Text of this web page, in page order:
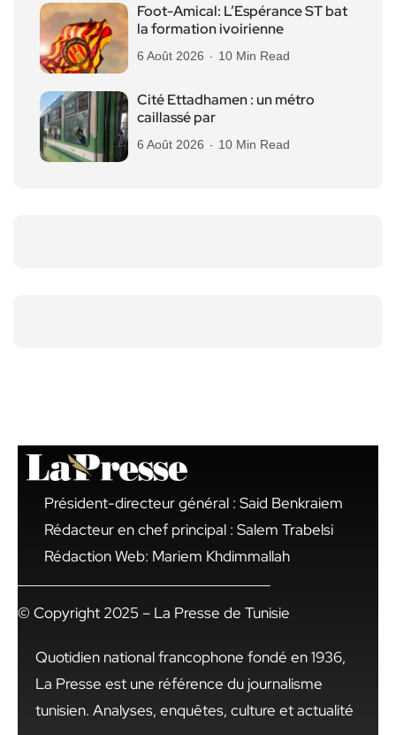
Foot-Amical: L’Espérance ST bat
la formation ivoirienne
6 Août 2026 10 Min Read
Cité Ettadhamen : un métro
caillassé par
6 Août 2026 10 Min Read
Président-directeur général : Said Benkraiem
Rédacteur en chef principal : Salem Trabelsi
Rédaction Web: Mariem Khdimmallah
© Copyright 2025 – La Presse de Tunisie
Quotidien national francophone fondé en 1936,
La Presse est une référence du journalisme
tunisien. Analyses, enquêtes, culture et actualité